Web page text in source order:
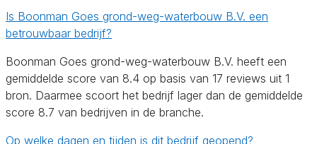
Is Boonman Goes grond-weg-waterbouw B.V. een
betrouwbaar bedrijf?
Boonman Goes grond-weg-waterbouw B.V. heeft een
gemiddelde score van 8.4 op basis van 17 reviews uit 1
bron. Daarmee scoort het bedrijf lager dan de gemiddelde
score 8.7 van bedrijven in de branche.
Op welke dagen en tijden is dit bedrijf geopend?